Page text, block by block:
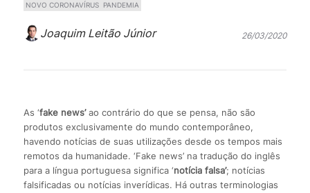
NOVO CORONAVÍRUS
PANDEMIA
Joaquim Leitão Júnior 26/03/2020
As ‘fake news’ao contrário do que se pensa, não são
produtos exclusivamente do mundo contemporâneo,
havendo notícias de suas utilizações desde os tempos mais
remotos da humanidade. ‘Fake news’ na tradução do inglês
para a língua portuguesa significa ‘notícia falsa’; notícias
falsificadas ou notícias inverídicas. Há outras terminologias